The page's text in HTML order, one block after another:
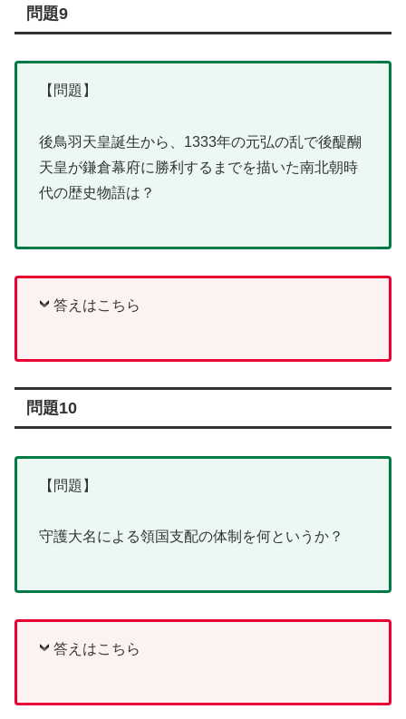
問題9
【問題】
後鳥羽天皇誕生から、1333年の元弘の乱で後醍醐
天皇が鎌倉幕府に勝利するまでを描いた南北朝時
代の歴史物語は？
答えはこちら
問題10
【問題】
守護大名による領国支配の体制を何というか？
答えはこちら